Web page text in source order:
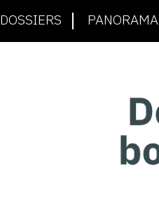
DOSSIERS PANORAMA